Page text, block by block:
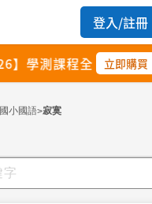
國小國語>寂寞